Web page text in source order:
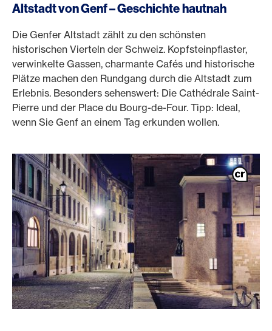
Altstadt von Genf – Geschichte hautnah
Die Genfer Altstadt zählt zu den schönsten
historischen Vierteln der Schweiz. Kopfsteinpflaster,
verwinkelte Gassen, charmante Cafés und historische
Plätze machen den Rundgang durch die Altstadt zum
Erlebnis. Besonders sehenswert: Die Cathédrale Saint-
Pierre und der Place du Bourg-de-Four. Tipp: Ideal,
wenn Sie Genf an einem Tag erkunden wollen.